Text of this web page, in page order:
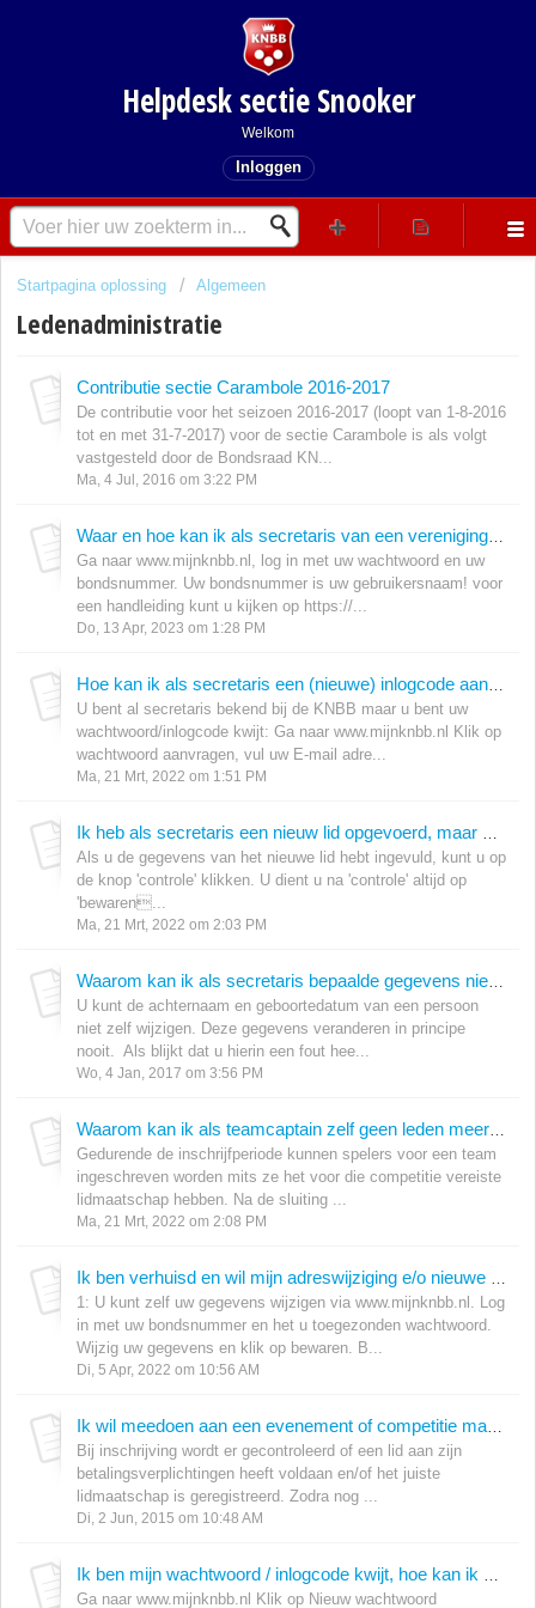
Helpdesk sectie Snooker
Welkom
Inloggen
Startpagina oplossing Algemeen
Ledenadministratie
Contributie sectie Carambole 2016-2017
De contributie voor het seizoen 2016-2017 (loopt van 1-8-2016
tot en met 31-7-2017) voor de sectie Carambole is als volgt
vastgesteld door de Bondsraad KN...
Ma, 4 Jul, 2016 om 3:22 PM
Ga naar www.mijnknbb.nl, log in met uw wachtwoord en uw
bondsnummer. Uw bondsnummer is uw gebruikersnaam! voor
een handleiding kunt u kijken op https://...
Do, 13 Apr, 2023 om 1:28 PM
U bent al secretaris bekend bij de KNBB maar u bent uw
wachtwoord/inlogcode kwijt: Ga naar www.mijnknbb.nl Klik op
wachtwoord aanvragen, vul uw E-mail adre...
Ma, 21 Mrt, 2022 om 1:51 PM
Als u de gegevens van het nieuwe lid hebt ingevuld, kunt u op
de knop 'controle' klikken. U dient u na 'controle' altijd op
'bewaren...
Ma, 21 Mrt, 2022 om 2:03 PM
U kunt de achternaam en geboortedatum van een persoon
niet zelf wijzigen. Deze gegevens veranderen in principe
nooit. Als blijkt dat u hierin een fout hee...
Wo, 4 Jan, 2017 om 3:56 PM
Gedurende de inschrijfperiode kunnen spelers voor een team
ingeschreven worden mits ze het voor die competitie vereiste
lidmaatschap hebben. Na de sluiting ...
Ma, 21 Mrt, 2022 om 2:08 PM
1: U kunt zelf uw gegevens wijzigen via www.mijnknbb.nl. Log
in met uw bondsnummer en het u toegezonden wachtwoord.
Wijzig uw gegevens en klik op bewaren. B...
Di, 5 Apr, 2022 om 10:56 AM
Bij inschrijving wordt er gecontroleerd of een lid aan zijn
betalingsverplichtingen heeft voldaan en/of het juiste
lidmaatschap is geregistreerd. Zodra nog ...
Di, 2 Jun, 2015 om 10:48 AM
Ga naar www.mijnknbb.nl Klik op Nieuw wachtwoord